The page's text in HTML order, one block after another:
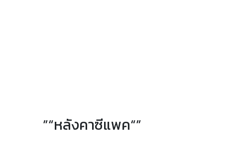
”“หลังคาซีแพค“”